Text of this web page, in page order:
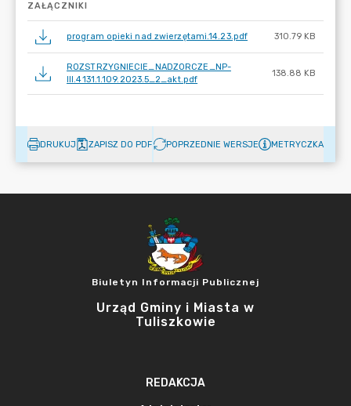
ZAŁĄCZNIKI
program opieki nad zwierzętami.14.23.pdf 310.79 KB
ROZSTRZYGNIECIE_NADZORCZE_NP-
III.4131.1.109.2023.5_2_akt.pdf
138.88 KB
DRUKUJ ZAPISZ DO PDF POPRZEDNIE WERSJE METRYCZKA
Biuletyn Informacji Publicznej
Urząd Gminy i Miasta w
Tuliszkowie
REDAKCJA